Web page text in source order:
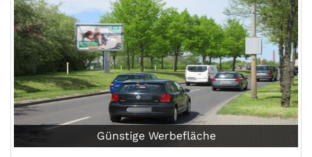
Günstige Werbefläche